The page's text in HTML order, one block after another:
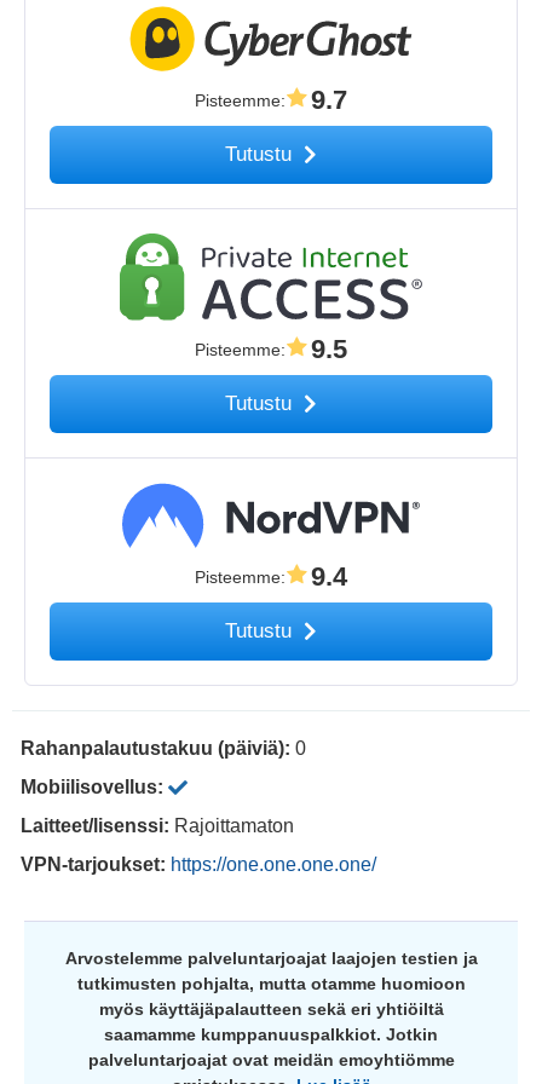
Pisteemme: 9.7
Tutustu
Pisteemme: 9.5
Tutustu
Pisteemme: 9.4
Tutustu
Rahanpalautustakuu (päiviä): 0
Mobiilisovellus:
Laitteet/lisenssi: Rajoittamaton
VPN-tarjoukset: https://one.one.one.one/
Arvostelemme palveluntarjoajat laajojen testien ja
tutkimusten pohjalta, mutta otamme huomioon
myös käyttäjäpalautteen sekä eri yhtiöiltä
saamamme kumppanuuspalkkiot. Jotkin
palveluntarjoajat ovat meidän emoyhtiömme